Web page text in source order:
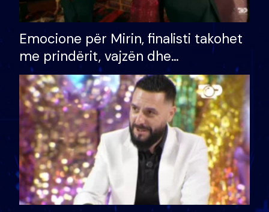
Emocione për Mirin, finalisti takohet
me prindërit, vajzën dhe
bashkëshorten: S’kemi ndonjë letër
divorci apo jo?